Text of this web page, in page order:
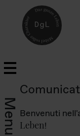
Menu Benvenuti
Leben!